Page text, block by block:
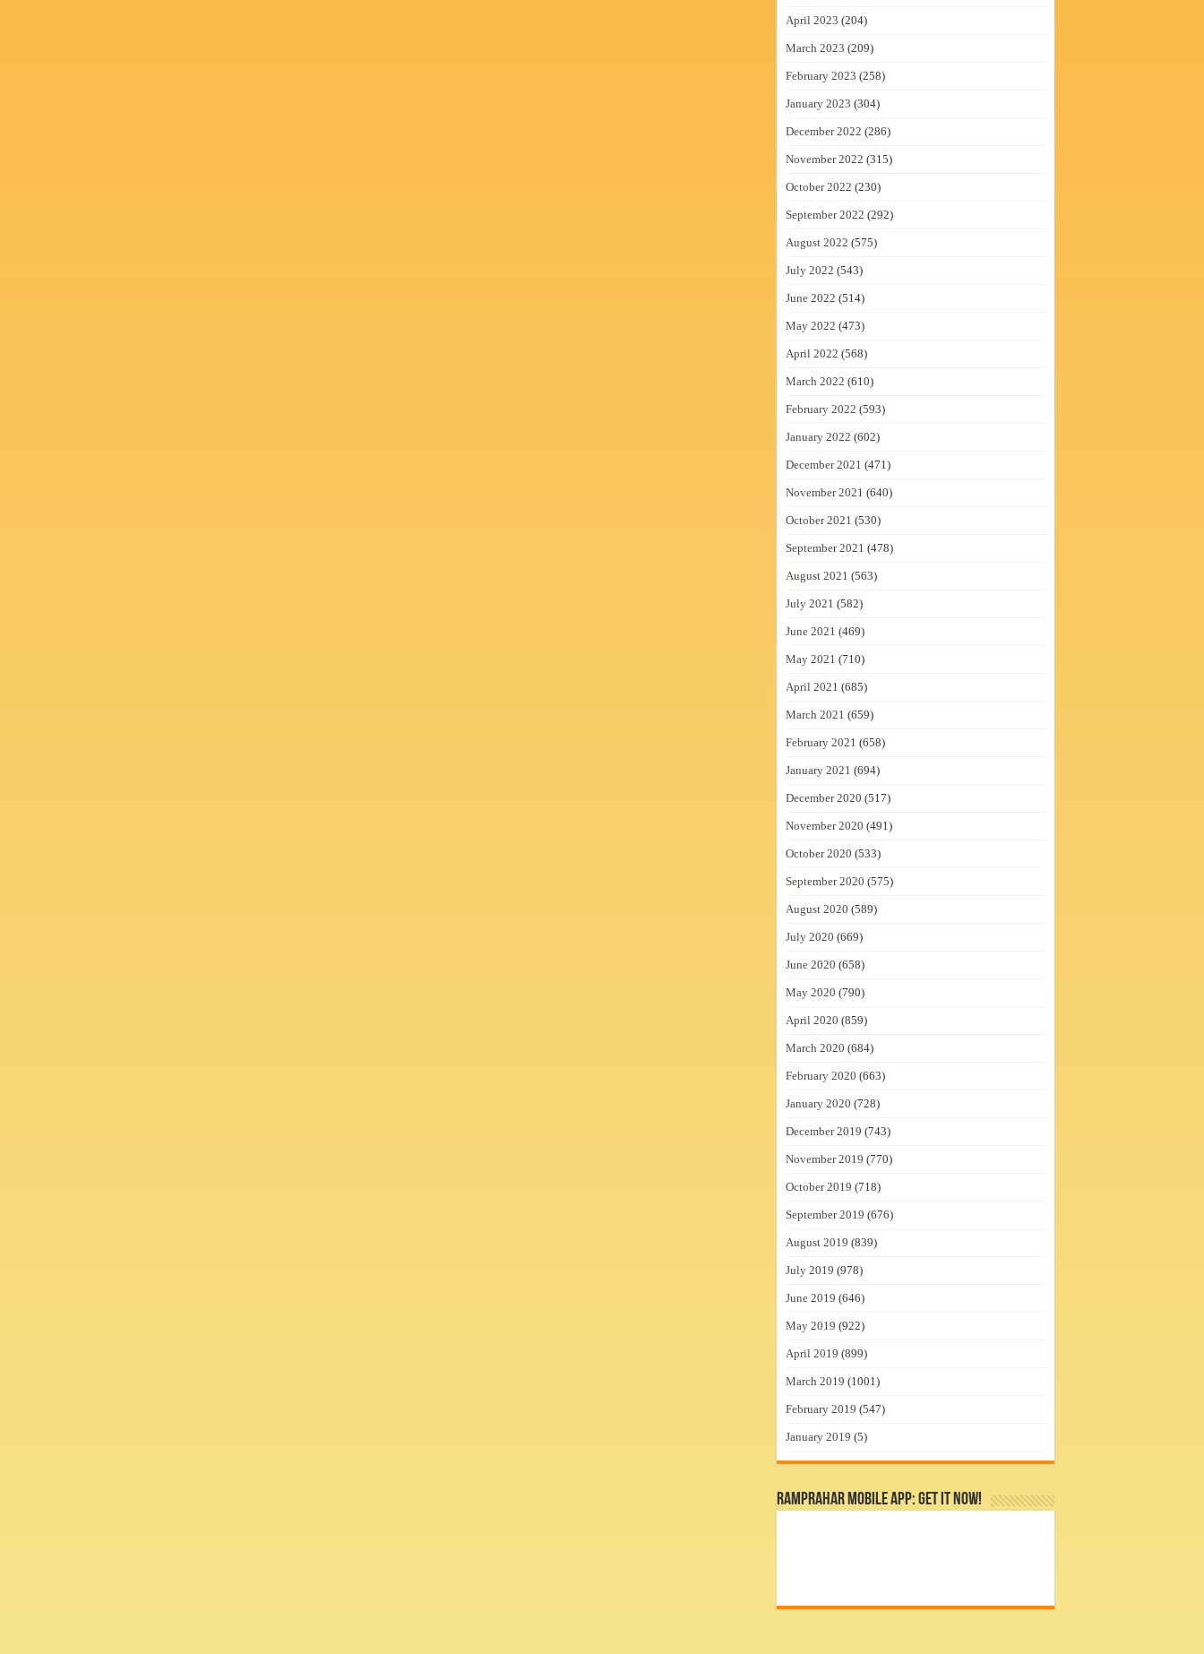
April 2023 (204)
March 2023 (209)
February 2023 (258)
January 2023 (304)
December 2022 (286)
November 2022 (315)
October 2022 (230)
September 2022 (292)
August 2022 (575)
July 2022 (543)
June 2022 (514)
May 2022 (473)
April 2022 (568)
March 2022 (610)
February 2022 (593)
January 2022 (602)
December 2021 (471)
November 2021 (640)
October 2021 (530)
September 2021 (478)
August 2021 (563)
July 2021 (582)
June 2021 (469)
May 2021 (710)
April 2021 (685)
March 2021 (659)
February 2021 (658)
January 2021 (694)
December 2020 (517)
November 2020 (491)
October 2020 (533)
September 2020 (575)
August 2020 (589)
July 2020 (669)
June 2020 (658)
May 2020 (790)
April 2020 (859)
March 2020 (684)
February 2020 (663)
January 2020 (728)
December 2019 (743)
November 2019 (770)
October 2019 (718)
September 2019 (676)
August 2019 (839)
July 2019 (978)
June 2019 (646)
May 2019 (922)
April 2019 (899)
March 2019 (1001)
February 2019 (547)
January 2019 (5)
RamPrahar Mobile App: Get it Now!